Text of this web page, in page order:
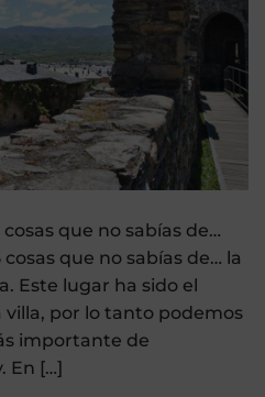
que no sabías de…
que no sabías de… la
Este lugar ha sido el
villa, por lo tanto podemos
importante de
En […]